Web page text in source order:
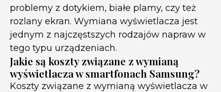
problemy z dotykiem, białe plamy, czy też
rozlany ekran. Wymiana wyświetlacza jest
jednym z najczęstszych rodzajów napraw w
tego typu urządzeniach.
Jakie są koszty związane z wymianą
wyświetlacza w smartfonach Samsung?
Koszty związane z wymianą wyświetlacza w